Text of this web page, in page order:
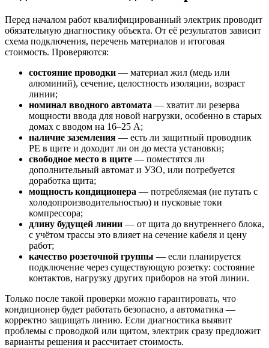
Перед началом работ квалифицированный электрик проводит
обязательную диагностику объекта. От её результатов зависит
схема подключения, перечень материалов и итоговая
стоимость. Проверяются:
состояние проводки — материал жил (медь или
алюминий), сечение, целостность изоляции, возраст
линии;
номинал вводного автомата — хватит ли резерва
мощности ввода для новой нагрузки, особенно в старых
домах с вводом на 16–25 А;
наличие заземления — есть ли защитный проводник
PE в щите и доходит ли он до места установки;
свободное место в щите — поместятся ли
дополнительный автомат и УЗО, или потребуется
доработка щита;
мощность кондиционера — потребляемая (не путать с
холодопроизводительностью) и пусковые токи
компрессора;
длину будущей линии — от щита до внутреннего блока,
с учётом трассы это влияет на сечение кабеля и цену
работ;
качество розеточной группы — если планируется
подключение через существующую розетку: состояние
контактов, нагрузку других приборов на этой линии.
Только после такой проверки можно гарантировать, что
кондиционер будет работать безопасно, а автоматика —
корректно защищать линию. Если диагностика выявит
проблемы с проводкой или щитом, электрик сразу предложит
варианты решения и рассчитает стоимость.